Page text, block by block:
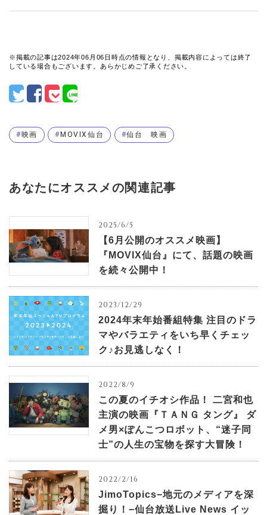
※掲載の記事は2024年06月06日時点の情報となり、掲載内容によっては終了
している場合もございます。あらかじめご了承ください。
映画 MOVIX仙台 仙台 映画
あなたにオススメの関連記事
2025/6/5
【6月公開のオススメ映画】
『MOVIX仙台』にて、話題の映画
を続々公開中！
2023/12/29
2024年末年始番組特集 注目のドラ
マやバラエティをいち早くチェッ
ク♪お見逃しなく！
2022/8/9
この夏のイチオシ作品！ 二宮和也
主演の映画『ＴＡＮＧ タング』 ダ
メ男×ぽんこつロボット、“迷子同
士”の人生の宝物を探す大冒険！
2022/2/16
JimoTopics−地元のメディアを深
掘り！−仙台放送Live News イッ